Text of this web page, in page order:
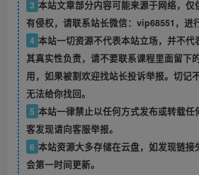
3 本站文章部分内容可能来源于网络，仅
有侵权，请联系站长微信：vip68551，进
4 本站一切资源不代表本站立场，并不代
其真实性负责，请不要联系课程里面留下
用，如果被割欢迎找站长投诉举报。切记
无法给你找回。
5 本站一律禁止以任何方式发布或转载任
客发现请向客服举报。
6 本站资源大多存储在云盘，如发现链接
会第一时间更新。